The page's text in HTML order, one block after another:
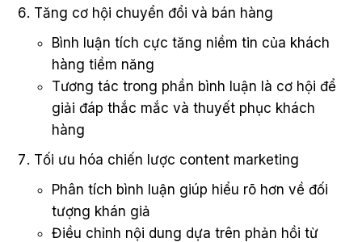
Tăng cơ hội chuyển đổi và bán hàng
Bình luận tích cực tăng niềm tin của khách
hàng tiềm năng
Tương tác trong phần bình luận là cơ hội để
giải đáp thắc mắc và thuyết phục khách
hàng
Tối ưu hóa chiến lược content marketing
Phân tích bình luận giúp hiểu rõ hơn về đối
tượng khán giả
Điều chỉnh nội dung dựa trên phản hồi từ